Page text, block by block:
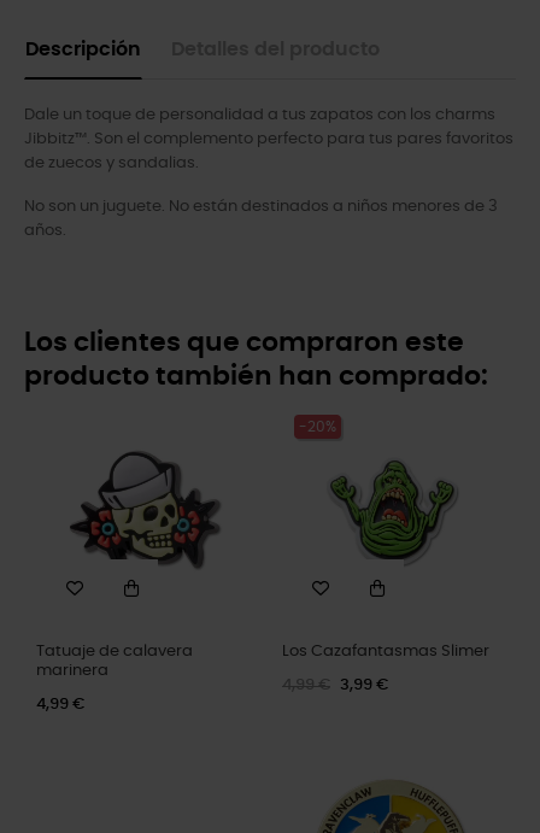
Descripción
Dale un toque de personalidad a tus zapatos con los charms
Jibbitz™. Son el complemento perfecto para tus pares favoritos
de zuecos y sandalias.
No son un juguete. No están destinados a niños menores de 3
años.
Los clientes que compraron este
producto también han comprado:
Tatuaje de calavera
marinera
4,99 €
-20%
Los Cazafantasmas Slimer
4,99 € 3,99 €